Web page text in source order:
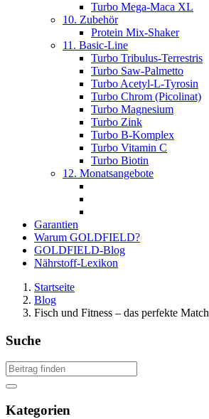
Turbo Mega-Maca XL
10. Zubehör
Protein Mix-Shaker
11. Basic-Line
Turbo Tribulus-Terrestris
Turbo Saw-Palmetto
Turbo Acetyl-L-Tyrosin
Turbo Chrom (Picolinat)
Turbo Magnesium
Turbo Zink
Turbo B-Komplex
Turbo Vitamin C
Turbo Biotin
12. Monatsangebote
Garantien
Warum GOLDFIELD?
GOLDFIELD-Blog
Nährstoff-Lexikon
Startseite
Blog
Fisch und Fitness – das perfekte Match
Suche
Kategorien